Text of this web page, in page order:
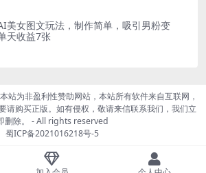
美女图文玩法，制作简单，吸引男粉变
天收益7张
本站为非盈利性赞助网站，本站所有软件来自互联网，
请购买正版。如有侵权，敬请来信联系我们，我们立
删除。
- All rights reserved
蜀ICP备2021016218号-5